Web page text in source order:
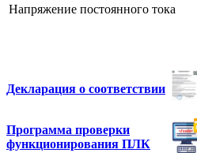
Напряжение постоянного тока
Декларация о соответствии
Программа проверки
функционирования ПЛК